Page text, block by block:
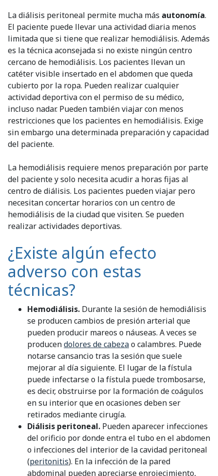
La diálisis peritoneal permite mucha más autonomía.
El paciente puede llevar una actividad diaria menos
limitada que si tiene que realizar hemodiálisis. Además
es la técnica aconsejada si no existe ningún centro
cercano de hemodiálisis. Los pacientes llevan un
catéter visible insertado en el abdomen que queda
cubierto por la ropa. Pueden realizar cualquier
actividad deportiva con el permiso de su médico,
incluso nadar. Pueden también viajar con menos
restricciones que los pacientes en hemodiálisis. Exige
sin embargo una determinada preparación y capacidad
del paciente.
La hemodiálisis requiere menos preparación por parte
del paciente y solo necesita acudir a horas fijas al
centro de diálisis. Los pacientes pueden viajar pero
necesitan concertar horarios con un centro de
hemodiálisis de la ciudad que visiten. Se pueden
realizar actividades deportivas.
¿Existe algún efecto
adverso con estas
técnicas?
Hemodiálisis. Durante la sesión de hemodiálisis
se producen cambios de presión arterial que
pueden producir mareos o náuseas. A veces se
producendolores de cabezao calambres. Puede
notarse cansancio tras la sesión que suele
mejorar al día siguiente. El lugar de la fístula
puede infectarse o la fístula puede trombosarse,
es decir, obstruirse por la formación de coágulos
en su interior que en ocasiones deben ser
retirados mediante cirugía.
Diálisis peritoneal. Pueden aparecer infecciones
del orificio por donde entra el tubo en el abdomen
o infecciones del interior de la cavidad peritoneal
(peritonitis). En la infección de la pared
abdominal pueden apreciarse enrojecimiento,